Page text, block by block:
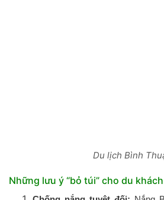
Du lịch Bình
Những lưu ý “bỏ túi” cho du khách